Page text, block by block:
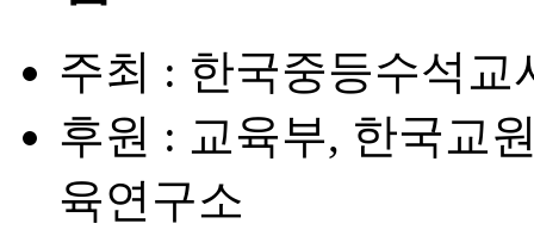
주최 : 한국중등수석교
후원 : 교육부, 한국교
육연구소